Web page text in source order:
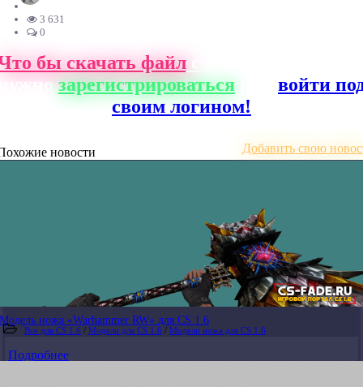
3 631
0
бы скачать файлс нашего сайта,
зарегистрироваться
войти
своим логином!
новости Добавить свою
Модель ножа «Warhammer RW» для CS 1.6
Все для CS 1.6 / Модели для CS 1.6 / Модели ножа для CS 1.6
Подробнее